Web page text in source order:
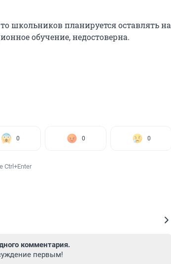
школьников планируется оставлять на
обучение, недостоверна.
0 0 0
Ctrl+Enter
комментария.
первым!